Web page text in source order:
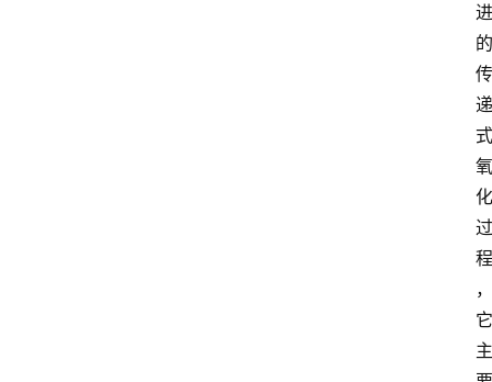
进
的
传
递
式
氧
化
过
程
，
它
主